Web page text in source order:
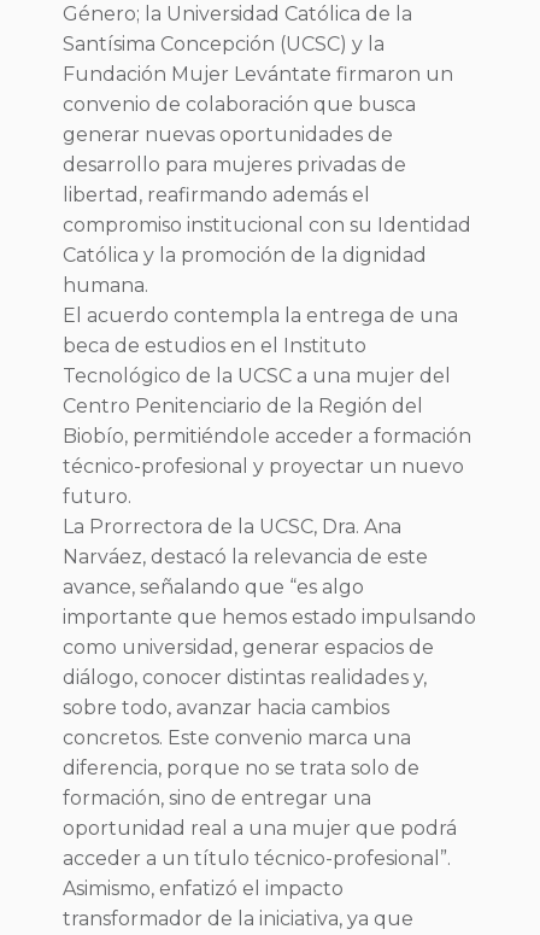
Género; la Universidad Católica de la
Santísima Concepción (UCSC) y la
Fundación Mujer Levántate firmaron un
convenio de colaboración que busca
generar nuevas oportunidades de
desarrollo para mujeres privadas de
libertad, reafirmando además el
compromiso institucional con su Identidad
Católica y la promoción de la dignidad
humana.
El acuerdo contempla la entrega de una
beca de estudios en el Instituto
Tecnológico de la UCSC a una mujer del
Centro Penitenciario de la Región del
Biobío, permitiéndole acceder a formación
técnico-profesional y proyectar un nuevo
futuro.
La Prorrectora de la UCSC, Dra. Ana
Narváez, destacó la relevancia de este
avance, señalando que “es algo
importante que hemos estado impulsando
como universidad, generar espacios de
diálogo, conocer distintas realidades y,
sobre todo, avanzar hacia cambios
concretos. Este convenio marca una
diferencia, porque no se trata solo de
formación, sino de entregar una
oportunidad real a una mujer que podrá
acceder a un título técnico-profesional”.
Asimismo, enfatizó el impacto
transformador de la iniciativa, ya que